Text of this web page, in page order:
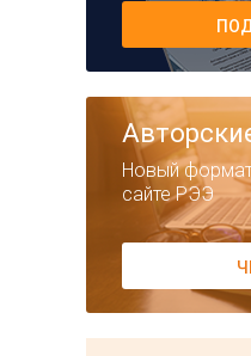
Новый
сайте РЭЭ